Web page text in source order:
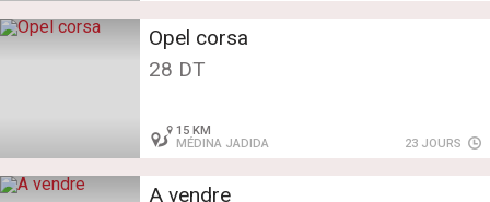
Opel corsa
28 DT
15 KM
MÉDINA JADIDA
23 JOURS
A vendre